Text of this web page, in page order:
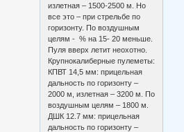
излетная – 1500-2500 м. Но
все это – при стрельбе по
горизонту. По воздушным
целям - % на 15- 20 меньше.
Пуля вверх летит неохотно.
Крупнокалиберные пулеметы:
КПВТ 14,5 мм: прицельная
дальность по горизонту –
2000 м, излетная – 3200 м. По
воздушным целям – 1800 м.
ДШК 12.7 мм: прицельная
дальность по горизонту –